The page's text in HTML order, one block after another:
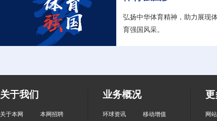
弘扬中华体育精神，助力展现
育强国风采。
关于我们
关于本网 本网招聘
业务概况
环球资讯 移动增值 网